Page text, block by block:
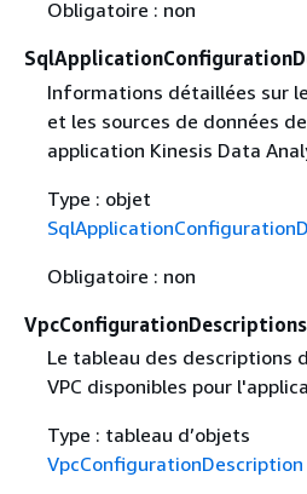
Obligatoire : non
Informations détaillées sur
et les sources de données
application Kinesis Data
Type : objet
Obligatoire : non
VpcConfigurationDescriptions
Le tableau des descriptions
VPC disponibles pour
Type : tableau d’objets
VpcConfigurationDescription